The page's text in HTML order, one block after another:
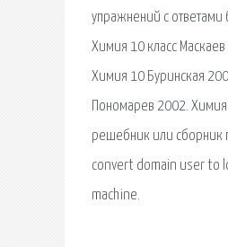
упражнений с ответами
Химия 10 класс
Химия 10 Буринская
Пономарев 2002.
решебник или сборник
convert domain user to
machine.